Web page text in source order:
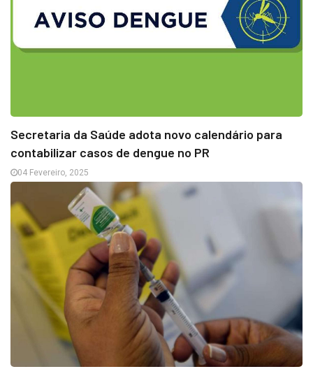
Secretaria da Saúde adota novo calendário para
contabilizar casos de dengue no PR
04 Fevereiro, 2025